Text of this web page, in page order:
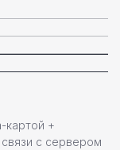
картой +
связи с сервером